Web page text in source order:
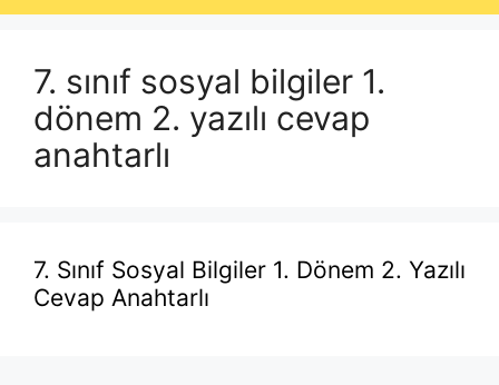
7. sınıf sosyal bilgiler 1.
dönem 2. yazılı cevap
anahtarlı
7. Sınıf Sosyal Bilgiler 1. Dönem 2. Yazılı
Cevap Anahtarlı